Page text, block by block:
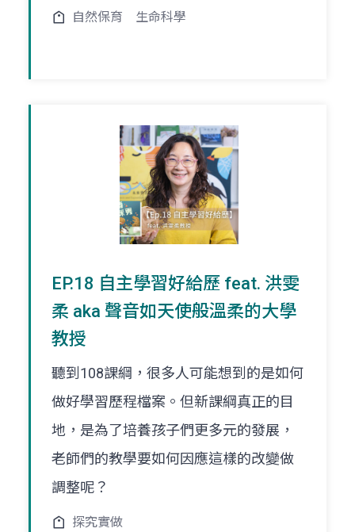
自然保育 生命科學
EP.18 自主學習好給歷 feat. 洪雯
柔 aka 聲音如天使般溫柔的大學
教授
聽到108課綱，很多人可能想到的是如何
做好學習歷程檔案。但新課綱真正的目
地，是為了培養孩子們更多元的發展，
老師們的教學要如何因應這樣的改變做
調整呢？
探究實做